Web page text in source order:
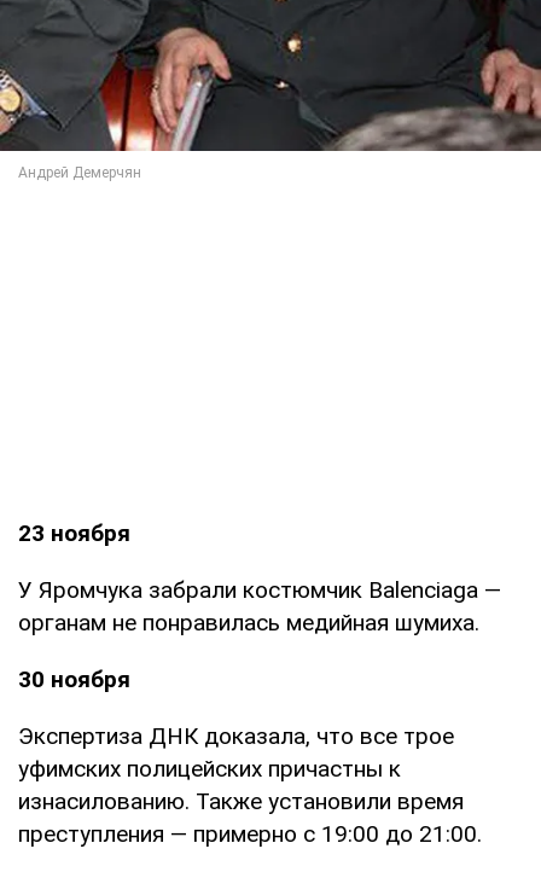
23 ноября
У Яромчука забрали костюмчик Balenciaga —
органам не понравилась медийная шумиха.
30 ноября
Экспертиза ДНК доказала, что все трое
уфимских полицейских причастны к
изнасилованию. Также установили время
преступления — примерно с 19:00 до 21:00.